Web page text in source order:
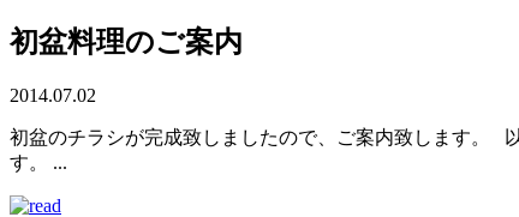
初盆料理のご案内
2014.07.02
初盆のチラシが完成致しましたので、ご案内致します。
す。 ...